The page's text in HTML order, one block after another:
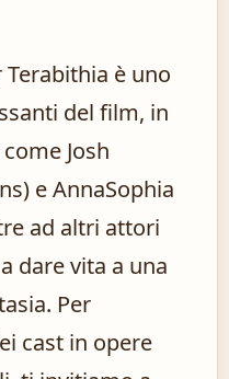
è uno
del film, in
Josh
e AnnaSophia
ad altri attori
dare vita a una
Per
cast in opere